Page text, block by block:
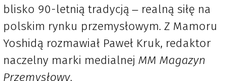
blisko 90-letnią tradycją ‒ realną siłę na
polskim rynku przemysłowym. Z Mamoru
Yoshidą rozmawiał Paweł Kruk, redaktor
naczelny marki medialnej MM Magazyn
Przemysłowy.